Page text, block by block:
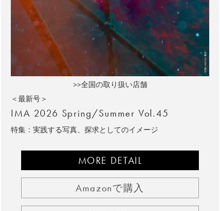
>>全国の取り扱い店舗
＜最新号＞
IMA 2026 Spring/Summer Vol.45
特集：実践する写真、探求としてのイメージ
MORE DETAIL
Amazonで購入